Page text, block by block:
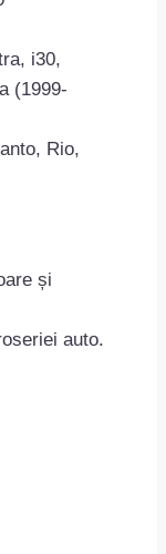
i30,
(1999-
Rio,
și
auto.